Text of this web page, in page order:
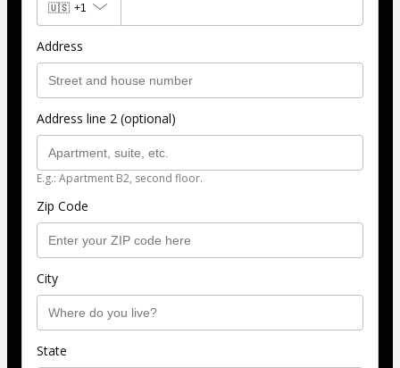
🇺🇸 +1
Address
Address line 2 (optional)
E.g.: Apartment B2, second floor.
Zip Code
City
State